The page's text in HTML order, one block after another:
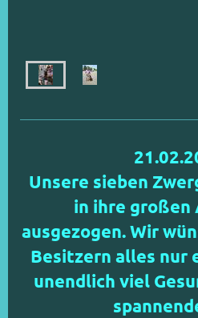
Unsere sieben
in ihre großen
ausgezogen. Wir
Besitzern alles nur
unendlich viel